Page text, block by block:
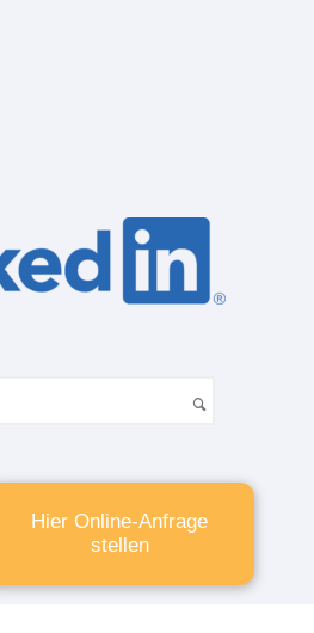
Hier Online-Anfrage
stellen